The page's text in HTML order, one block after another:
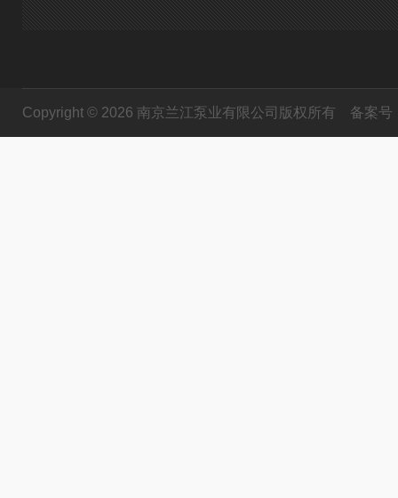
Copyright © 2026 南京兰江泵业有限公司版权所有 备案号